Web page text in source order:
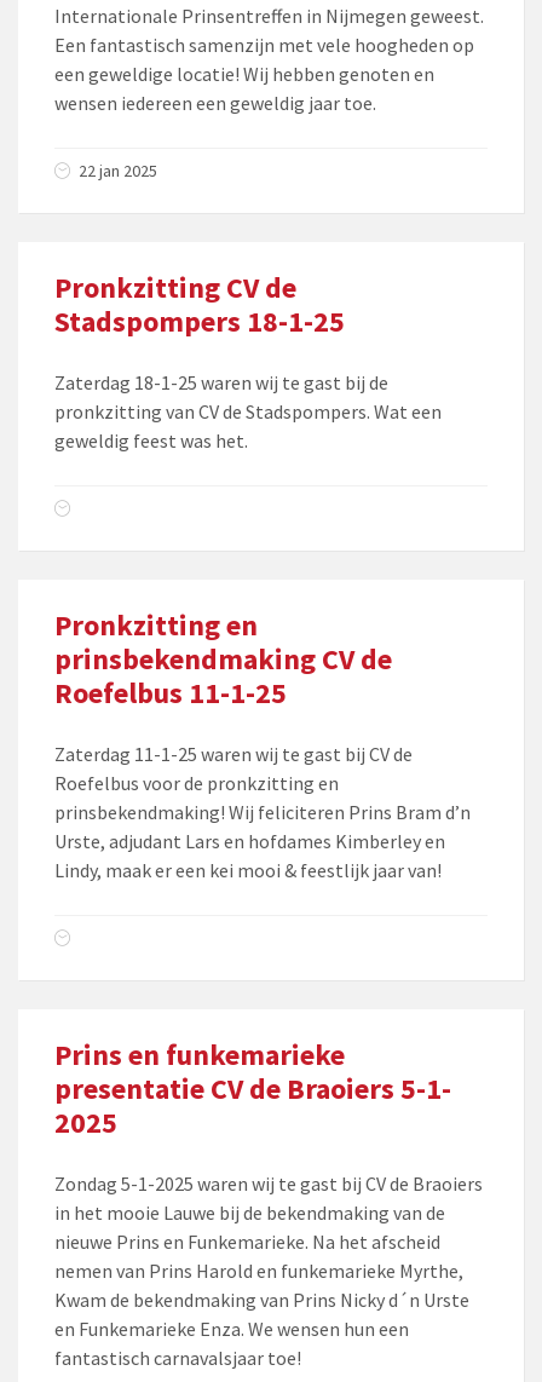
Internationale Prinsentreffen in Nijmegen geweest.
Een fantastisch samenzijn met vele hoogheden op
een geweldige locatie! Wij hebben genoten en
wensen iedereen een geweldig jaar toe.
22 jan 2025
Pronkzitting CV de
Stadspompers 18-1-25
Zaterdag 18-1-25 waren wij te gast bij de
pronkzitting van CV de Stadspompers. Wat een
geweldig feest was het.
Pronkzitting en
prinsbekendmaking CV de
Roefelbus 11-1-25
Zaterdag 11-1-25 waren wij te gast bij CV de
Roefelbus voor de pronkzitting en
prinsbekendmaking! Wij feliciteren Prins Bram d’n
Urste, adjudant Lars en hofdames Kimberley en
Lindy, maak er een kei mooi & feestlijk jaar van!
Prins en funkemarieke
presentatie CV de Braoiers 5-1-
2025
Zondag 5-1-2025 waren wij te gast bij CV de Braoiers
in het mooie Lauwe bij de bekendmaking van de
nieuwe Prins en Funkemarieke. Na het afscheid
nemen van Prins Harold en funkemarieke Myrthe,
Kwam de bekendmaking van Prins Nicky d´n Urste
en Funkemarieke Enza. We wensen hun een
fantastisch carnavalsjaar toe!